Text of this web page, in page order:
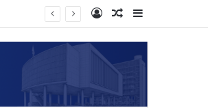
Log InRandom Article